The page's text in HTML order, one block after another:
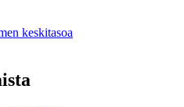
keskitasoa